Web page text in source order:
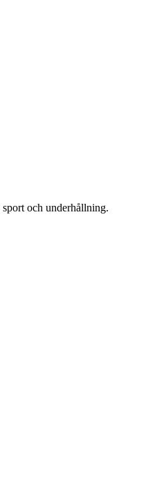
och underhållning.